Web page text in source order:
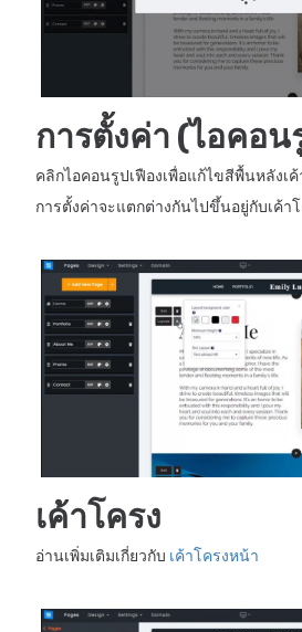
การตั้งค่า (ไอคอน
คลิกไอคอนรูปเฟืองเพื่อแก้ไขสีพื้นหลังเ
การตั้งค่าจะแตกต่างกันไปขึ้นอยู่กับเค้า
เค้าโครง
อ่านเพิ่มเติมเกี่ยวกับ เค้าโครงหน้า